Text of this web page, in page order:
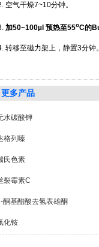
空气干燥7~10分钟。
加50~100µl 预热至55oC的
转移至磁力架上，静置3分钟
更多产品
水碳酸钾
格列嗪
氏色素
裂霉素C
酮基醋酸去氢表雄酮
化铵